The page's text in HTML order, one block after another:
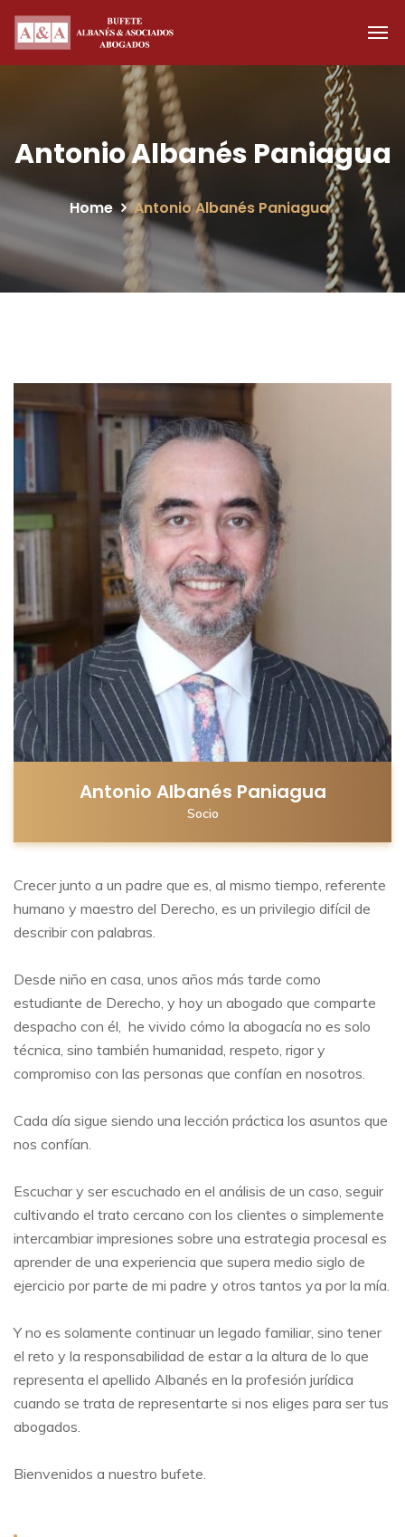
Antonio Albanés Paniagua
Home Antonio Albanés Paniagua
Antonio Albanés Paniagua
Socio
Crecer junto a un padre que es, al mismo tiempo, referente
humano y maestro del Derecho, es un privilegio difícil de
describir con palabras.
Desde niño en casa, unos años más tarde como
estudiante de Derecho, y hoy un abogado que comparte
despacho con él, he vivido cómo la abogacía no es solo
técnica, sino también humanidad, respeto, rigor y
compromiso con las personas que confían en nosotros.
Cada día sigue siendo una lección práctica los asuntos que
nos confían.
Escuchar y ser escuchado en el análisis de un caso, seguir
cultivando el trato cercano con los clientes o simplemente
intercambiar impresiones sobre una estrategia procesal es
aprender de una experiencia que supera medio siglo de
ejercicio por parte de mi padre y otros tantos ya por la mía.
Y no es solamente continuar un legado familiar, sino tener
el reto y la responsabilidad de estar a la altura de lo que
representa el apellido Albanés en la profesión jurídica
cuando se trata de representarte si nos eliges para ser tus
abogados.
Bienvenidos a nuestro bufete.